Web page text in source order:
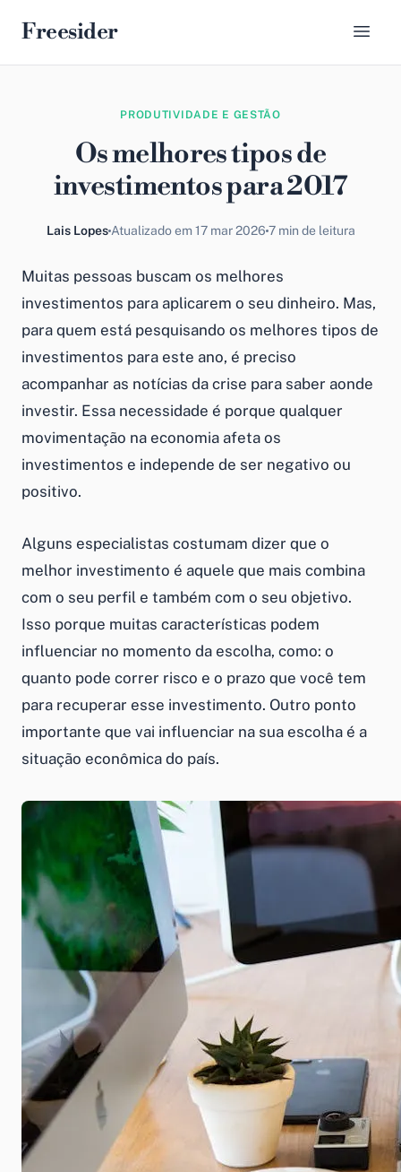
Freesider
PRODUTIVIDADE E GESTÃO
Os melhores tipos de
investimentos para 2017
Lais LopesAtualizado em 17 mar 2026 7 min de leitura
Muitas pessoas buscam os melhores
investimentos para aplicarem o seu dinheiro. Mas,
para quem está pesquisando os melhores tipos de
investimentos para este ano, é preciso
acompanhar as notícias da crise para saber aonde
investir. Essa necessidade é porque qualquer
movimentação na economia afeta os
investimentos e independe de ser negativo ou
positivo.
Alguns especialistas costumam dizer que o
melhor investimento é aquele que mais combina
com o seu perfil e também com o seu objetivo.
Isso porque muitas características podem
influenciar no momento da escolha, como: o
quanto pode correr risco e o prazo que você tem
para recuperar esse investimento. Outro ponto
importante que vai influenciar na sua escolha é a
situação econômica do país.